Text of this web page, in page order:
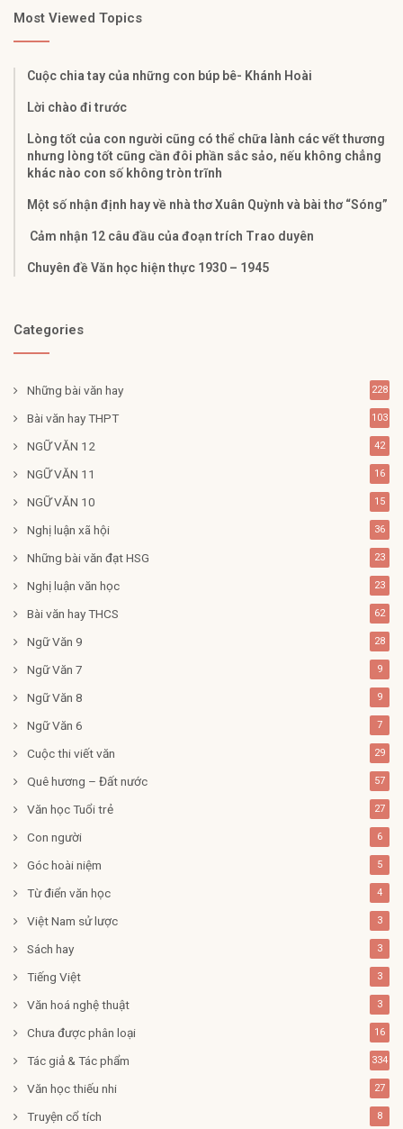
Most Viewed Topics
Cuộc chia tay của những con búp bê- Khánh Hoài
Lời chào đi trước
Lòng tốt của con người cũng có thể chữa lành các vết thương
nhưng lòng tốt cũng cần đôi phần sắc sảo, nếu không chẳng
khác nào con số không tròn trĩnh
Một số nhận định hay về nhà thơ Xuân Quỳnh và bài thơ “Sóng”
Cảm nhận 12 câu đầu của đoạn trích Trao duyên
Chuyên đề Văn học hiện thực 1930 – 1945
Categories
Những bài văn hay 228
Bài văn hay THPT 103
NGỮ VĂN 12 42
NGỮ VĂN 11 16
NGỮ VĂN 10 15
Nghị luận xã hội 36
Những bài văn đạt HSG 23
Nghị luận văn học 23
Bài văn hay THCS 62
Ngữ Văn 9 28
Ngữ Văn 7 9
Ngữ Văn 8 9
Ngữ Văn 6 7
Cuộc thi viết văn 29
Quê hương – Đất nước 57
Văn học Tuổi trẻ 27
Con người 6
Góc hoài niệm 5
Từ điển văn học 4
Việt Nam sử lược 3
Sách hay 3
Tiếng Việt 3
Văn hoá nghệ thuật 3
Chưa được phân loại 16
Tác giả & Tác phẩm 334
Văn học thiếu nhi 27
Truyện cổ tích 8